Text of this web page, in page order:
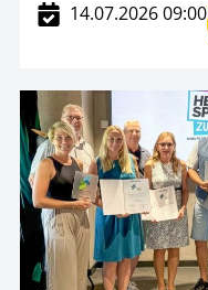
14.07.2026 09:00